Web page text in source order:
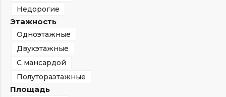
Недорогие
Этажность
Одноэтажные
Двухэтажные
С мансардой
Полутораэтажные
Площадь